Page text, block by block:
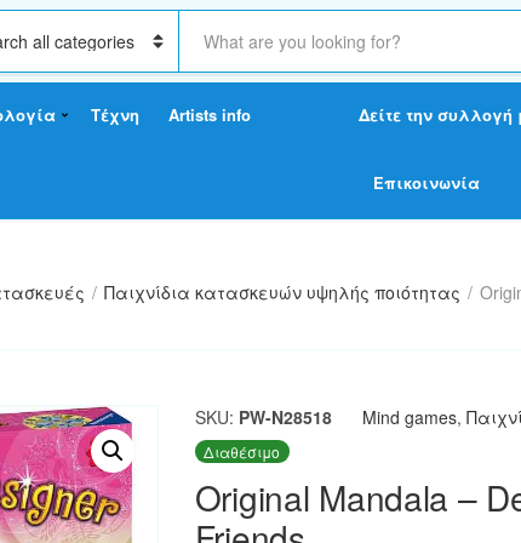
S
a
c
x
Τέχνη Artists info Δείτε την συλλογή
Επικοινωνία
/ Παιχνίδια κατασκευών υψηλής ποιότητας /
SKU: PW-N28518 Mind games,
Διαθέσιμο
Original Mandala –